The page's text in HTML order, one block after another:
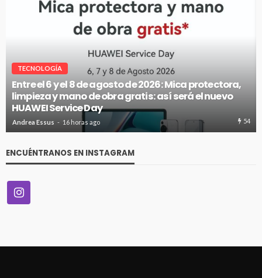
VITRINA
McKay entregó el primer auto híbrido de su gran
concurso
Andrea Essus 16 horas ago 57
ENCUÉNTRANOS EN INSTAGRAM